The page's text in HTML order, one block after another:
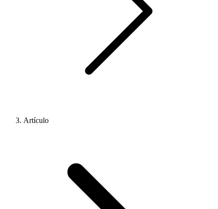
Artículo